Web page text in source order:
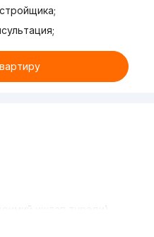
ишлап туради)